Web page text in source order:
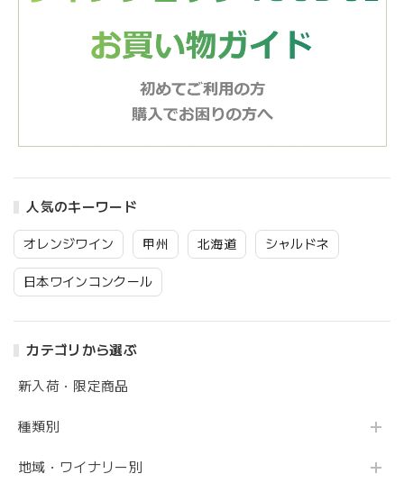
人気のキーワード
オレンジワイン 甲州 北海道 シャルドネ
日本ワインコンクール
カテゴリから選ぶ
新入荷・限定商品
種類別
地域・ワイナリー別